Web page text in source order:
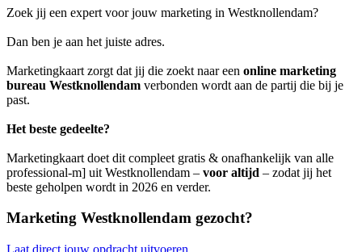
Zoek jij een expert voor jouw marketing in Westknollendam?
Dan ben je aan het juiste adres.
Marketingkaart zorgt dat jij die zoekt naar een online marketing
bureau Westknollendam verbonden wordt aan de partij die bij je
past.
Het beste gedeelte?
Marketingkaart doet dit compleet gratis & onafhankelijk van alle
professional-m] uit Westknollendam – voor altijd – zodat jij het
beste geholpen wordt in 2026 en verder.
Marketing Westknollendam gezocht?